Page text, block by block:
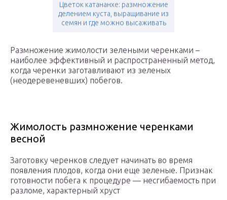
Цветок катананхе: размножение
делением куста, выращивание из
семян и где можно высаживать
Размножение жимолости зелеными черенками –
наиболее эффективный и распространенный метод,
когда черенки заготавливают из зеленых
(неодеревеневших) побегов.
Жимолость размножение черенками
весной
Заготовку черенков следует начинать во время
появления плодов, когда они еще зеленые. Признак
готовности побега к процедуре — несгибаемость при
разломе, характерный хруст